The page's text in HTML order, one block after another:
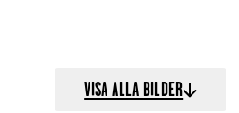
VISA ALLA BILDER